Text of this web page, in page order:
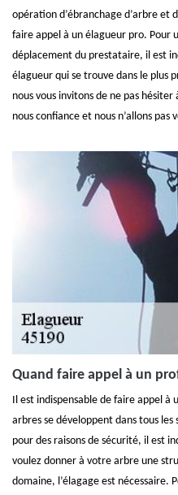
opération d’ébranchage d’arbre
faire appel à un élagueur pro. Pour
déplacement du prestataire, il est
élagueur qui se trouve dans le plus
nous vous invitons de ne pas
nous confiance et nous n’allons pas
Quand faire appel à un
Il est indispensable de faire appel à
arbres se développent dans tous
pour des raisons de sécurité, il est
voulez donner à votre arbre une
domaine, l’élagage est nécessaire.